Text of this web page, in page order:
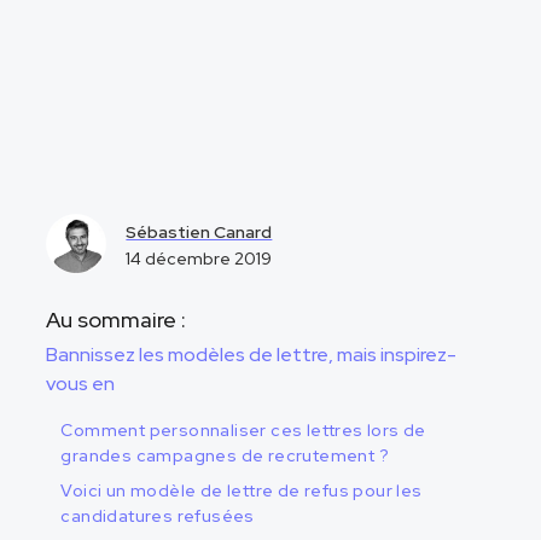
Sébastien Canard
14 décembre 2019
Au sommaire :
Bannissez les modèles de lettre, mais inspirez-
vous en
Comment personnaliser ces lettres lors de
grandes campagnes de recrutement ?
Voici un modèle de lettre de refus pour les
candidatures refusées